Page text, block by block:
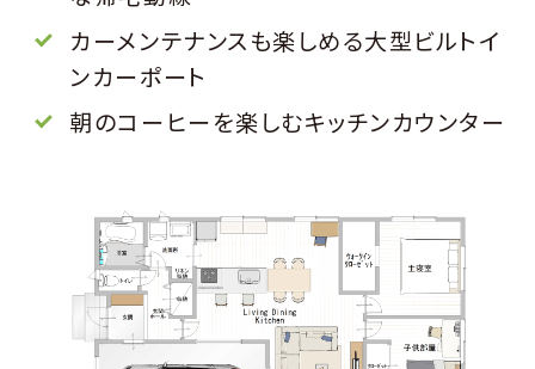
カーメンテナンスも楽しめる大型ビルトイ
ンカーポート
朝のコーヒーを楽しむキッチンカウンター